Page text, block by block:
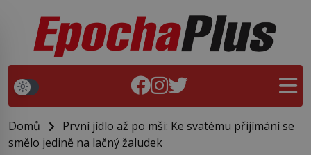
Domů
První jídlo až po mši: Ke svatému přijímání se
smělo jedině na lačný žaludek